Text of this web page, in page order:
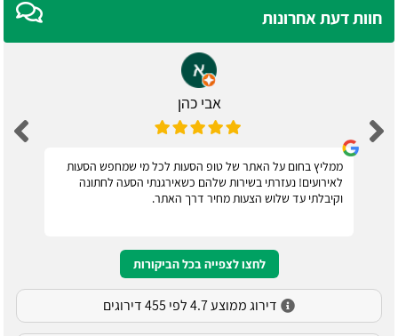
חוות דעת אחרונות
אבי כהן
ממליץ בחום על האתר של טופ הסעות לכל מי שמחפש הסעות
לאירועים! נעזרתי בשירות שלהם כשאירגנתי הסעה לחתונה
וקיבלתי עד שלוש הצעות מחיר דרך האתר.
לחצו לצפייה בכל הביקורות
דירוג ממוצע 4.7 לפי 455 דירוגים